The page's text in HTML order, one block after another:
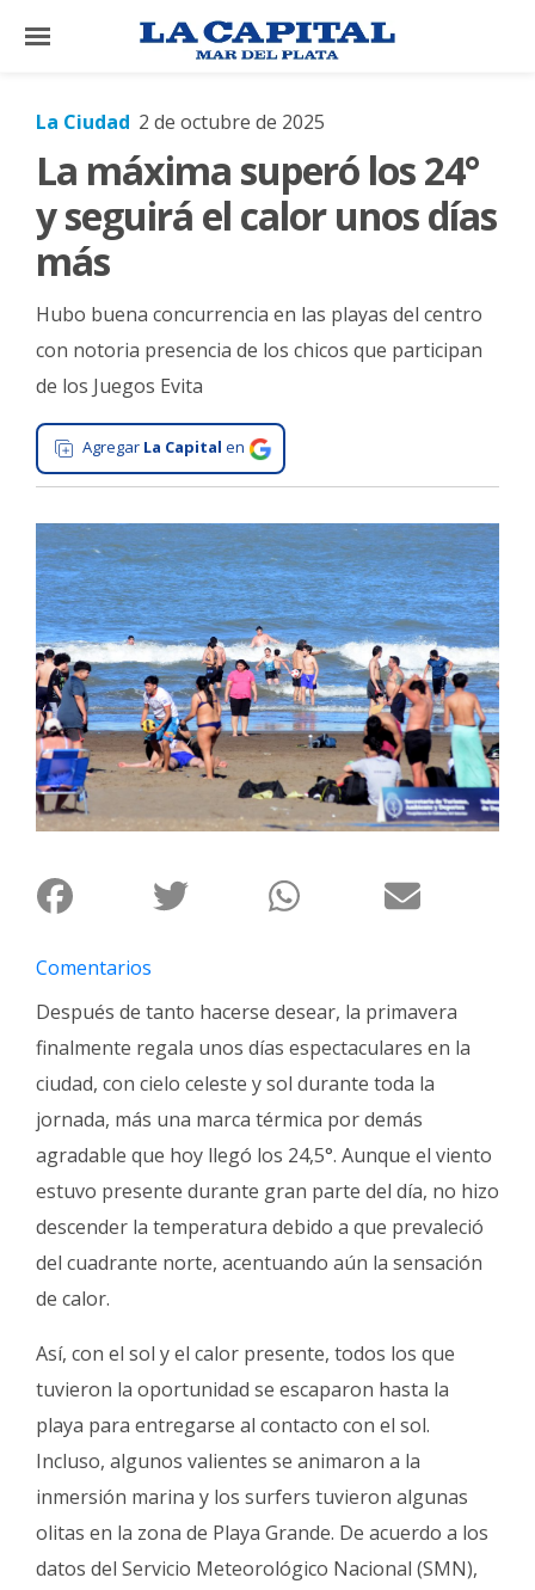
×
El
El
Mundo
La
Zona
Cultura
Tecnología
Gastronomía
Salud
Interés
General
La
Ciudad
Deportes
Arte
y
Espectáculos
Cartelera
de
Clasificados
Fúnebres
La Ciudad 2 de octubre de 2025
La máxima superó los 24°
y seguirá el calor unos días
más
Hubo buena concurrencia en las playas del centro
con notoria presencia de los chicos que participan
de los Juegos Evita
Agregar La Capital en
Comentarios
Después de tanto hacerse desear, la primavera
finalmente regala unos días espectaculares en la
ciudad, con cielo celeste y sol durante toda la
jornada, más una marca térmica por demás
agradable que hoy llegó los 24,5°. Aunque el viento
estuvo presente durante gran parte del día, no hizo
descender la temperatura debido a que prevaleció
del cuadrante norte, acentuando aún la sensación
de calor.
Así, con el sol y el calor presente, todos los que
tuvieron la oportunidad se escaparon hasta la
playa para entregarse al contacto con el sol.
Incluso, algunos valientes se animaron a la
inmersión marina y los surfers tuvieron algunas
olitas en la zona de Playa Grande. De acuerdo a los
datos del Servicio Meteorológico Nacional (SMN),